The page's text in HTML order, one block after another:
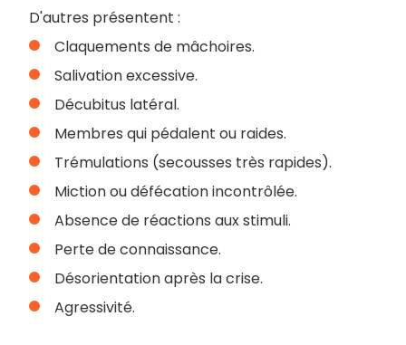
D'autres présentent :
Claquements de mâchoires.
Salivation excessive.
Décubitus latéral.
Membres qui pédalent ou raides.
Trémulations (secousses très rapides).
Miction ou défécation incontrôlée.
Absence de réactions aux stimuli.
Perte de connaissance.
Désorientation après la crise.
Agressivité.